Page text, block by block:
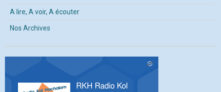
A lire, A voir, A écouter
Nos Archives